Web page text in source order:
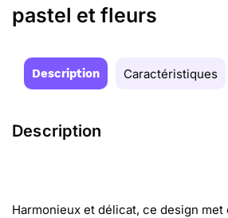
pastel et fleurs
Description Caractéristiques
Description
Harmonieux et délicat, ce design met